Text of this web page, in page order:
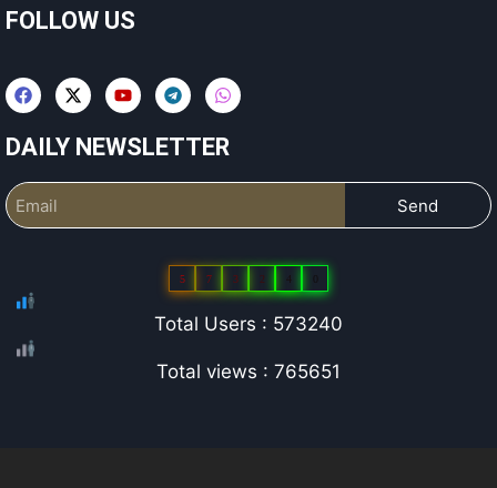
FOLLOW US
DAILY NEWSLETTER
Send
5 7 3 2 4
Total Users : 573240
Total views : 765651